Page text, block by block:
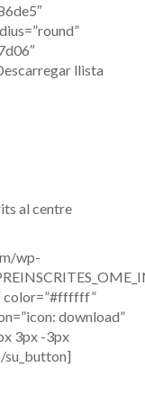
llista
al centre
wp-
color=”#ffffff”
download”
3px -3px
su_button]